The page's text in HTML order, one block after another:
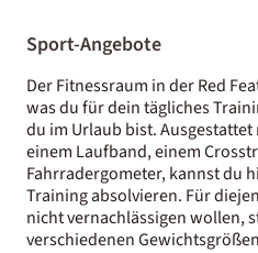
Sport-Angebote
Der Fitnessraum in der Red
was du für dein tägliches
du im Urlaub bist.
einem Laufband, einem
Fahrradergometer, kannst du
Training absolvieren. Für
nicht vernachlässigen wollen,
verschiedenen